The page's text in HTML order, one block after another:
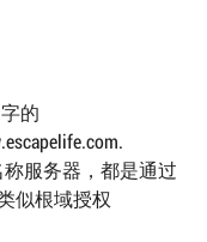
的
服务器，都是通过
似根域授权